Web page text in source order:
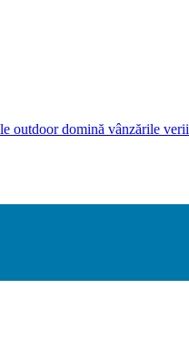
outdoor domină vânzările verii